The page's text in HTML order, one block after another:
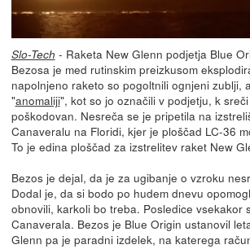
Slo-Tech - Raketa New Glenn podjetja Blue
Bezosa je med rutinskim preizkusom
napolnjeno raketo so pogoltnili ognjeni zublji,
"anomaliji", kot so jo označili v podjetju, k
poškodovan. Nesreča se je pripetila na
Canaveralu na Floridi, kjer je ploščad LC-36
To je edina ploščad za izstrelitev raket New
Bezos je dejal, da je za ugibanje o vzroku
Dodal je, da si bodo po hudem dnevu
obnovili, karkoli bo treba. Posledice vsekakor
Canaverala. Bezos je Blue Origin ustanovil
Glenn pa je paradni izdelek, na katerega